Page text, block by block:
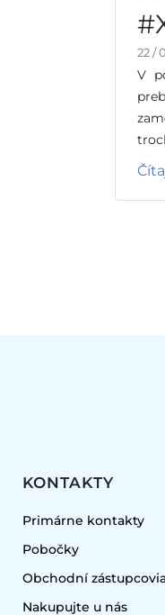
22 /
V
KONTAKTY
Primárne kontakty
Pobočky
Obchodní
Nakupujte u nás